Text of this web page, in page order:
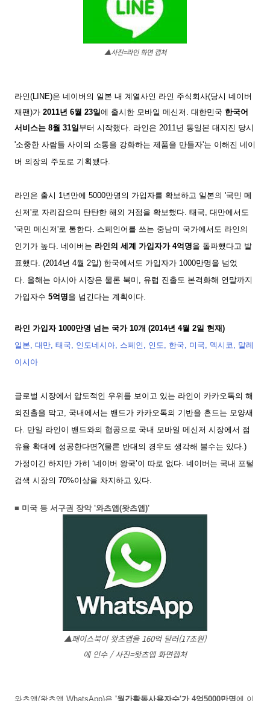
▲사진=라인 화면 캡쳐
라인(LINE)은 네이버의 일본 내 계열사인 라인 주식회사(당시 네이버
재팬)가 2011년 6월 23일에 출시한 모바일 메신저. 대한민국 한국어
서비스는 8월 31일부터 시작했다. 라인은 2011년 동일본 대지진 당시
'소중한 사람들 사이의 소통을 강화하는 제품을 만들자'는 이해진 네이
버 의장의 주도로 기획됐다.
라인은 출시 1년만에 5000만명의 가입자를 확보하고 일본의 '국민 메
신저'로 자리잡으며 탄탄한 해외 거점을 확보했다. 태국, 대만에서도
'국민 메신저'로 통한다. 스페인어를 쓰는 중남미 국가에서도 라인의
인기가 높다. 네이버는 라인의 세계 가입자가 4억명을 돌파했다고 발
표했다. (2014년 4월 2일) 한국에서도 가입자가 1000만명을 넘었
다. 올해는 아시아 시장은 물론 북미, 유럽 진출도 본격화해 연말까지
가입자수 5억명을 넘긴다는 계획이다.
라인 가입자 1000만명 넘는 국가 10개 (2014년 4월 2일 현재)
일본, 대만, 태국, 인도네시아, 스페인, 인도, 한국, 미국, 멕시코, 말레
이시아
글로벌 시장에서 압도적인 우위를 보이고 있는 라인이 카카오톡의 해
외진출을 막고, 국내에서는 밴드가 카카오톡의 기반을 흔드는 모양새
다. 만일 라인이 밴드와의 협공으로 국내 모바일 메신저 시장에서 점
유율 확대에 성공한다면?(물론 반대의 경우도 생각해 볼수는 있다.)
가정이긴 하지만 가히 ‘네이버 왕국’이 따로 없다. 네이버는 국내 포털
검색 시장의 70%이상을 차지하고 있다.
■ 미국 등 서구권 장악 '와츠앱(왓츠앱)'
▲페이스북이 왓츠앱을 160억 달러(17조원)
에 인수 / 사진=왓츠앱 화면캡처
와츠앱(왓츠앱 WhatsApp)은 '월간활동사용자수'가 4억5000만명에 이